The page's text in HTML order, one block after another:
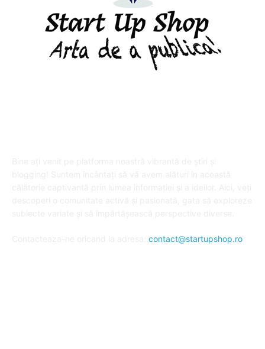
contact@startupshop.ro